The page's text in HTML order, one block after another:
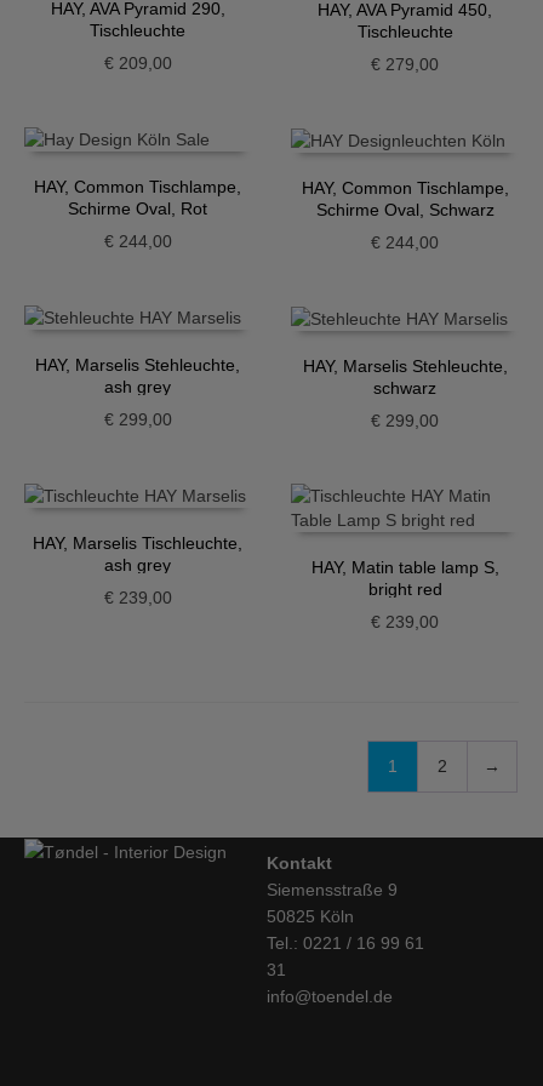
HAY, AVA Pyramid 290,
Tischleuchte
€209,00
HAY, AVA Pyramid 450,
Tischleuchte
€ 279,00
HAY, Common Tischlampe,
Schirme Oval, Rot
€244,00
HAY, Common Tischlampe,
Schirme Oval, Schwarz
€ 244,00
HAY, Marselis Stehleuchte,
ash grey
€299,00
HAY, Marselis Stehleuchte,
schwarz
€ 299,00
HAY, Marselis Tischleuchte,
ash grey
€239,00
HAY, Matin table lamp S,
bright red
€ 239,00
1 2 →
Kontakt
Siemensstraße 9
50825 Köln
Tel.: 0221 / 16 99 61
31
info@toendel.de